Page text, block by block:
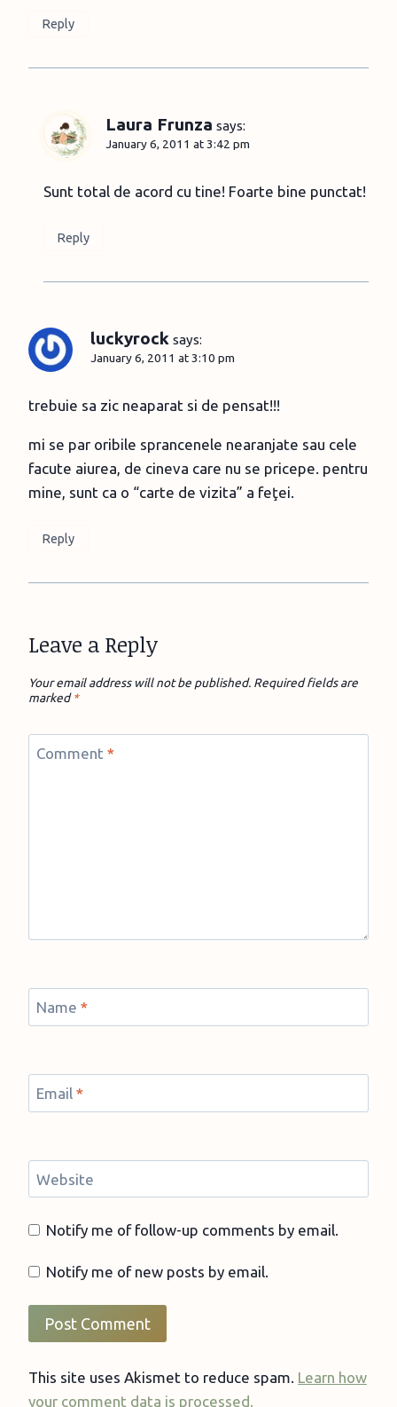
Reply
Laura Frunza says:
January 6, 2011 at 3:42 pm
Sunt total de acord cu tine! Foarte bine punctat!
Reply
luckyrock says:
January 6, 2011 at 3:10 pm
trebuie sa zic neaparat si de pensat!!!
mi se par oribile sprancenele nearanjate sau cele
facute aiurea, de cineva care nu se pricepe. pentru
mine, sunt ca o “carte de vizita” a feţei.
Reply
Leave a Reply
Your email address will not be published. Required fields are
marked*
Comment *
Name *
Email *
Website
Notify me of follow-up comments by email.
Notify me of new posts by email.
This site uses Akismet to reduce spam. Learn how
your comment data is processed.